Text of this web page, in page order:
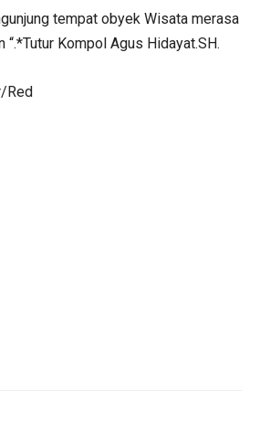
tempat obyek Wisata merasa
“.*Tutur Kompol Agus Hidayat.SH.
Red